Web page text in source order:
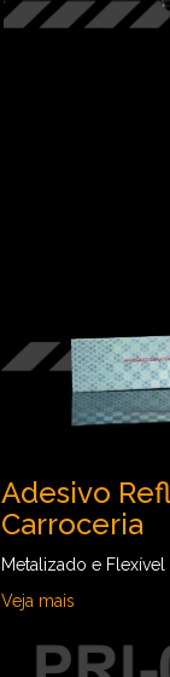
Adesivo
Carroceria
Metalizado e Flexível
Veja mais